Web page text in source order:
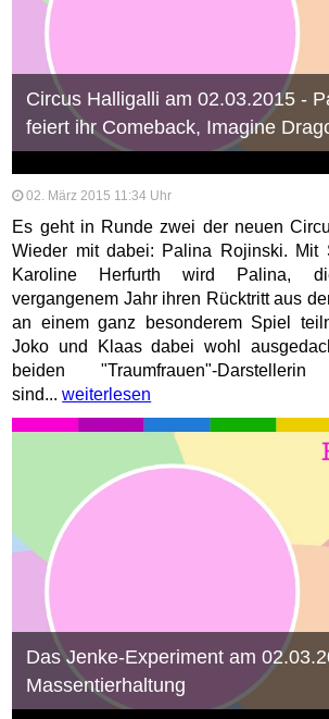
Circus Halligalli am 02.03.2015 -
feiert ihr Comeback, Imagine
02. März 2015 11:34 Uhr
Es geht in Runde zwei der neuen
Wieder mit dabei: Palina Rojinski. Mit
Karoline Herfurth wird Palina,
vergangenem Jahr ihren Rücktritt aus
an einem ganz besonderem Spiel
Joko und Klaas dabei wohl
beiden "Traumfrauen"-
sind...weiterlesen
Das Jenke-Experiment am
Massentierhaltung